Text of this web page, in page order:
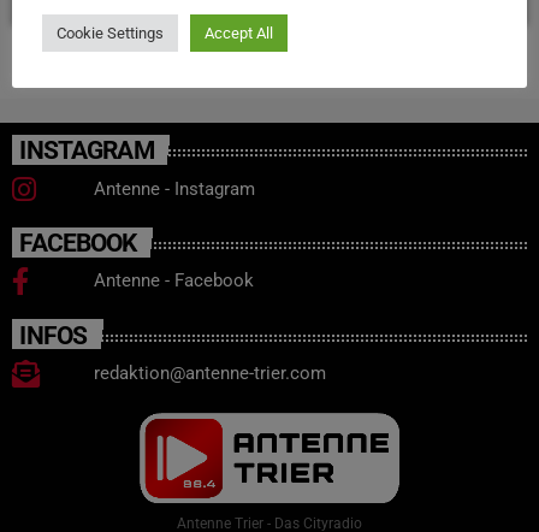
INSTAGRAM
Antenne - Instagram
FACEBOOK
Antenne - Facebook
INFOS
redaktion@antenne-trier.com
Antenne Trier - Das Cityradio
Cookie Settings Accept All